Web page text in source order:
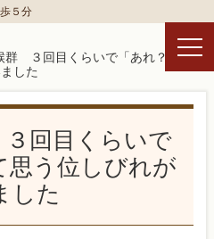
５分
群 ３回目くらいで「あれ？」っ
した
回目くらいで
思う位しびれが
した